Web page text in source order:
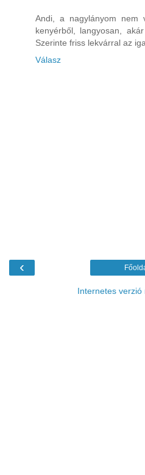
Andi, a nagylányom nem
kenyérből, langyosan,
Szerinte friss lekvárral az
Válasz
‹
Internetes verzió